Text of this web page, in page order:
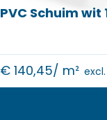
PVC Schuim wit
€ 140,45/ m²